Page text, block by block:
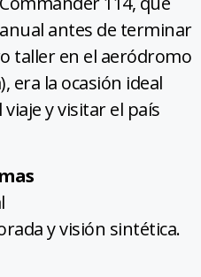
antes de terminar
taller en el aeródromo
era la ocasión ideal
y visitar el país
y visión sintética.